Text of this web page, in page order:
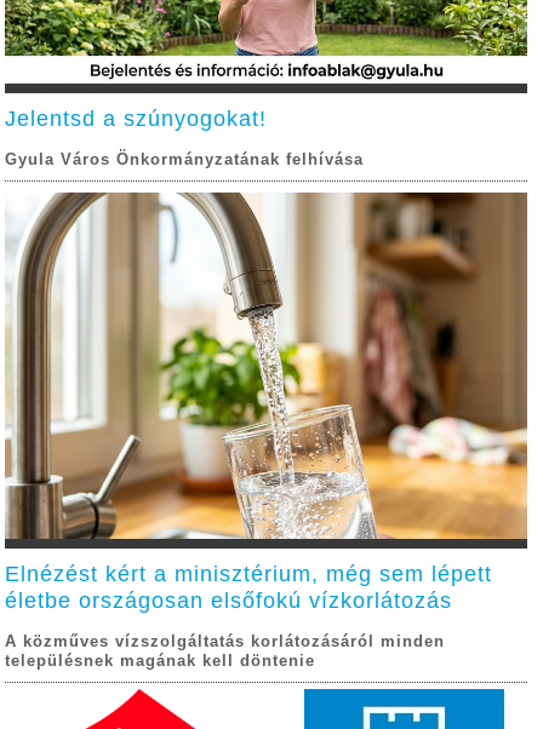
Jelentsd a szúnyogokat!
Gyula Város Önkormányzatának felhívása
Elnézést kért a minisztérium, még sem lépett
életbe országosan elsőfokú vízkorlátozás
A közműves vízszolgáltatás korlátozásáról minden
településnek magának kell döntenie